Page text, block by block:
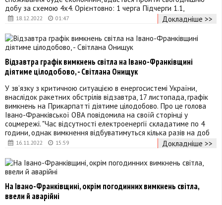
18.12.2022 01:47
добу за схемою 4х4. Орієнтовно: 1 черга Підчерги 1.1,
Докладніше >>
16.11.2022 15:59
Відзавтра графік вимкнень світла на Івано-Франківщині
діятиме цілодобово, - Світлана Онищук
У зв’язку з критичною ситуацією в енергосистемі України,
внаслідок ракетних обстрілів відзавтра, 17 листопада, графік
вимкнень на Прикарпатті діятиме цілодобово. Про це голова
Івано-Франківської ОВА повідомила на своїй сторінці у
соцмережі. "Час відсутності електроенергії складатиме по 4
години, однак вимкнення відбуватимуться кілька разів на доб
Докладніше >>
На Івано-Франківщині, окрім погодинних вимкнень світла,
ввели й аварійні